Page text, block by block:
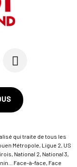
qui traite de tous les
Métropole, Ligue 2, US
National 2, National 3,
Face-à-face, Face